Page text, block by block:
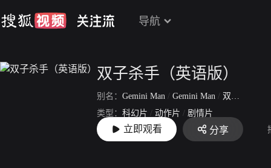
导航
双子杀手（英语版）
别名： Gemini Man / Gemini Man / 双子任务：叠影危机(港)
类型： 科幻片 / 动作片 / 剧情片
上映： 2019-10-11
立即观看 分享